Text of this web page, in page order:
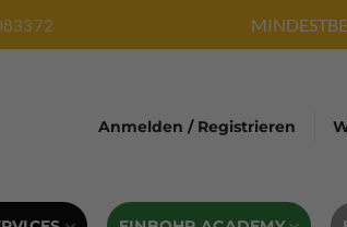
Anmelden / Registrieren